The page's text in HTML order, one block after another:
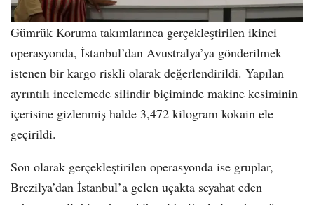
Gümrük Koruma takımlarınca gerçekleştirilen ikinci
operasyonda, İstanbul’dan Avustralya’ya gönderilmek
istenen bir kargo riskli olarak değerlendirildi. Yapılan
ayrıntılı incelemede silindir biçiminde makine kesiminin
içerisine gizlenmiş halde 3,472 kilogram kokain ele
geçirildi.
Son olarak gerçekleştirilen operasyonda ise gruplar,
Brezilya’dan İstanbul’a gelen uçakta seyahat eden